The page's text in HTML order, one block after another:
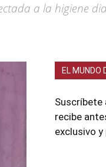
a la higiene
EL MUNDO
Suscríbete
recibe
exclusivo